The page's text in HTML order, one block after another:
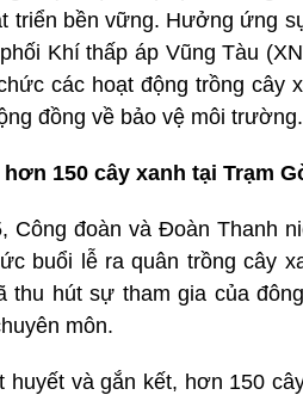
triển bền vững. Hưởng ứng
Khí thấp áp Vũng Tàu
các hoạt động trồng cây
đồng về bảo vệ môi trường.
150 cây xanh tại Trạm
Công đoàn và Đoàn Thanh
buổi lễ ra quân trồng cây
thu hút sự tham gia của
môn.
huyết và gắn kết, hơn 150